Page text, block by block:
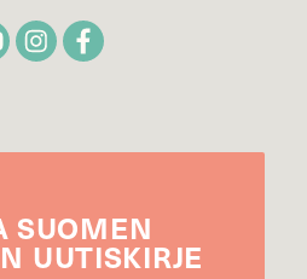
SUOMEN
UUTIS­KIRJE